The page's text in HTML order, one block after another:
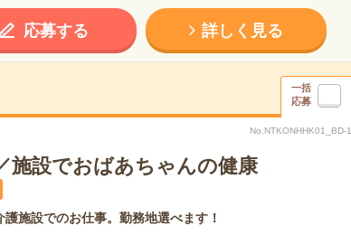
応募する 詳しく見る
一括
応募
No.NTKONHHK01_BD-1
施設でおばあちゃんの健康
施設でのお仕事。勤務地選べます！